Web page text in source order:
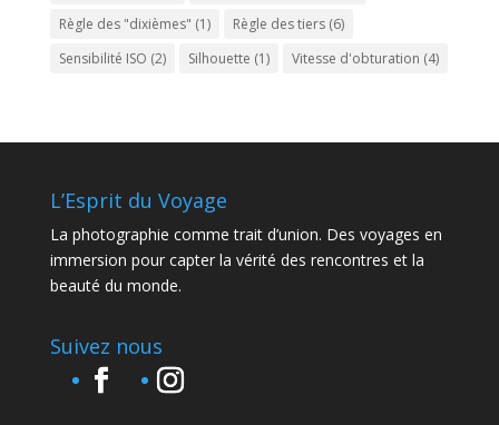
Règle des "dixièmes" (1) Règle des tiers(6)
Sensibilité ISO (2) Silhouette (1) Vitesse d'obturation (4)
L’Esprit du Voyage
La photographie comme trait d’union. Des voyages en
immersion pour capter la vérité des rencontres et la
beauté du monde.
Suivez nous